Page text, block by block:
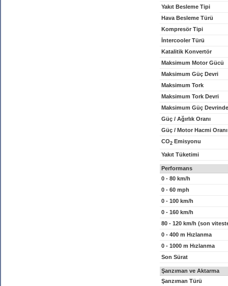
Yakıt Besleme Tipi
Hava Besleme Türü
Kompresör Tipi
İntercooler Türü
Katalitik Konvertör
Maksimum Motor Gücü
Maksimum Güç Devri
Maksimum Tork
Maksimum Tork Devri
Maksimum Güç
Güç / Ağırlık Oranı
Güç / Motor Hacmi Oranı
CO2 Emisyonu
Yakıt Tüketimi
Performans
0 - 80 km/h
0 - 60 mph
0 - 100 km/h
0 - 160 km/h
80 - 120 km/h (son
0 - 400 m Hızlanma
0 - 1000 m Hızlanma
Son Sürat
Şanzıman ve Aktarma
Şanzıman Türü